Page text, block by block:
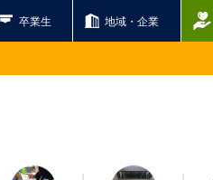
卒業生 地域・企業